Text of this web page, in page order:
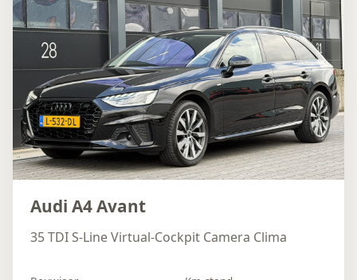
Audi A4 Avant
35 TDI S-Line Virtual-Cockpit Camera Clima